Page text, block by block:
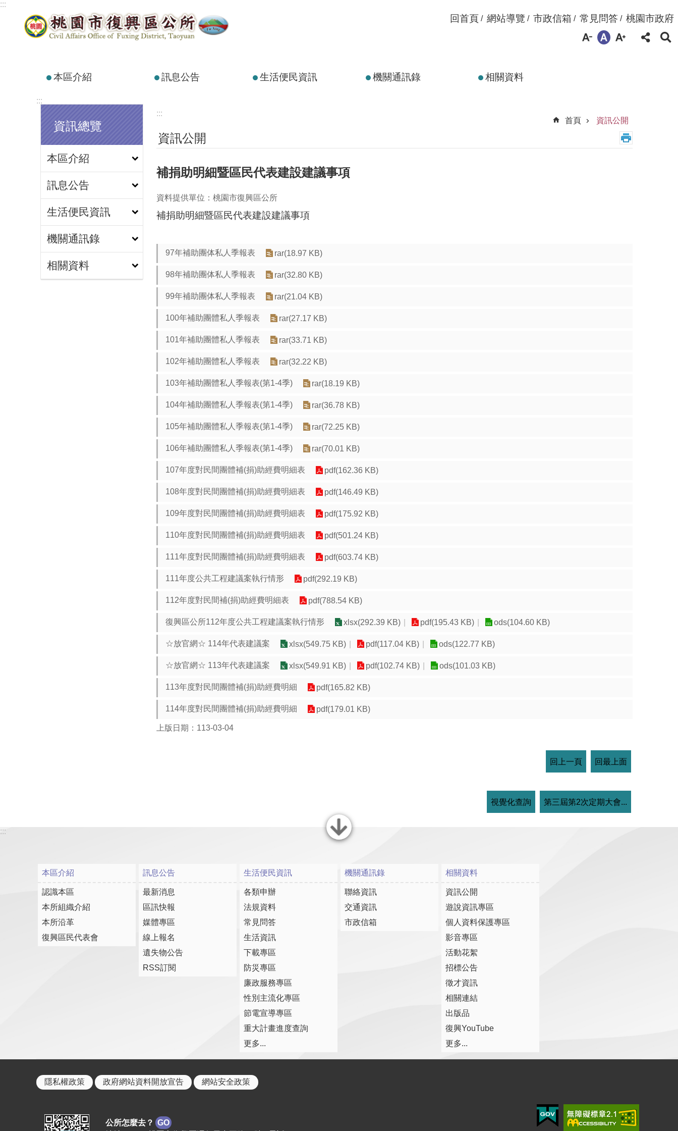
跳到主要內容區塊
:::
回首頁 網站導覽 市政信箱 常見問答 桃園市政府
本區介紹 訊息公告 生活便民資訊 機關通訊錄 相關資料
:::
資訊總覽
本區介紹
訊息公告
生活便民資訊
機關通訊錄
相關資料
:::
首頁
資訊公開
資訊公開
補捐助明細暨區民代表建設建議事項
資料提供單位：桃園市復興區公所
補捐助明細暨區民代表建設建議事項
97年補助團体私人季報表 rar(18.97 KB)
98年補助團体私人季報表 rar(32.80 KB)
99年補助團体私人季報表 rar(21.04 KB)
100年補助團體私人季報表 rar(27.17 KB)
101年補助團體私人季報表 rar(33.71 KB)
102年補助團體私人季報表 rar(32.22 KB)
103年補助團體私人季報表(第1-4季) rar(18.19 KB)
104年補助團體私人季報表(第1-4季) rar(36.78 KB)
105年補助團體私人季報表(第1-4季) rar(72.25 KB)
106年補助團體私人季報表(第1-4季) rar(70.01 KB)
107年度對民間團體補(捐)助經費明細表 pdf(162.36 KB)
108年度對民間團體補(捐)助經費明細表 pdf(146.49 KB)
109年度對民間團體補(捐)助經費明細表 pdf(175.92 KB)
110年度對民間團體補(捐)助經費明細表 pdf(501.24 KB)
111年度對民間團體補(捐)助經費明細表 pdf(603.74 KB)
111年度公共工程建議案執行情形 pdf(292.19 KB)
112年度對民間補(捐)助經費明細表 pdf(788.54 KB)
復興區公所112年度公共工程建議案執行情形 xlsx(292.39 KB) pdf(195.43 KB) ods(104.60 KB)
☆放官網☆ 114年代表建議案 xlsx(549.75 KB) pdf(117.04 KB) ods(122.77 KB)
☆放官網☆ 113年代表建議案 xlsx(549.91 KB) pdf(102.74 KB) ods(101.03 KB)
113年度對民間團體補(捐)助經費明細 pdf(165.82 KB)
114年度對民間團體補(捐)助經費明細 pdf(179.01 KB)
上版日期：113-03-04
回上一頁 回最上面
視覺化查詢 第三屆第2次定期大會...
關閉
:::
本區介紹
認識本區
本所組織介紹
本所沿革
復興區民代表會
訊息公告
最新消息
區訊快報
媒體專區
線上報名
遺失物公告
RSS訂閱
生活便民資訊
各類申辦
法規資料
常見問答
生活資訊
下載專區
防災專區
廉政服務專區
性別主流化專區
節電宣導專區
重大計畫進度查詢
更多...
機關通訊錄
聯絡資訊
交通資訊
市政信箱
相關資料
資訊公開
遊說資訊專區
個人資料保護專區
影音專區
活動花絮
招標公告
徵才資訊
相關連結
出版品
復興YouTube
更多...
隱私權政策 政府網站資料開放宣告 網站安全政策
公所怎麼去？
GO